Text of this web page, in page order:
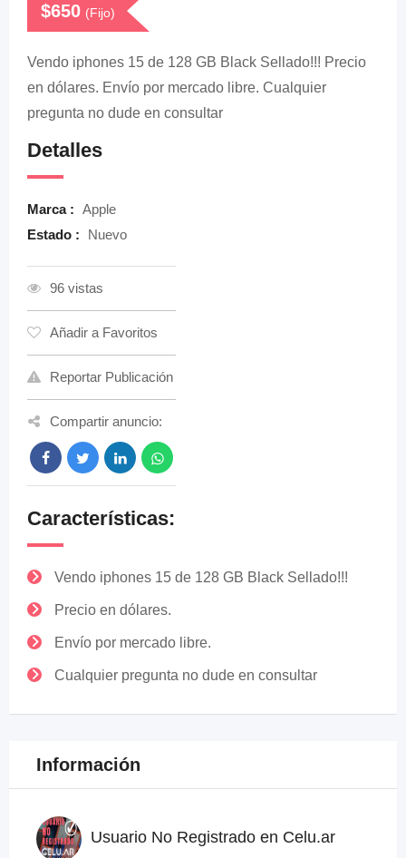
$650 (Fijo)
Vendo iphones 15 de 128 GB Black Sellado!!! Precio
en dólares. Envío por mercado libre. Cualquier
pregunta no dude en consultar
Detalles
Marca : Apple
Estado :
Nuevo
96 vistas
Añadir a Favoritos
Reportar Publicación
Compartir anuncio:
Características:
Vendo iphones 15 de 128 GB Black Sellado!!!
Precio en dólares.
Envío por mercado libre.
Cualquier pregunta no dude en consultar
Información
Usuario No Registrado en Celu.ar